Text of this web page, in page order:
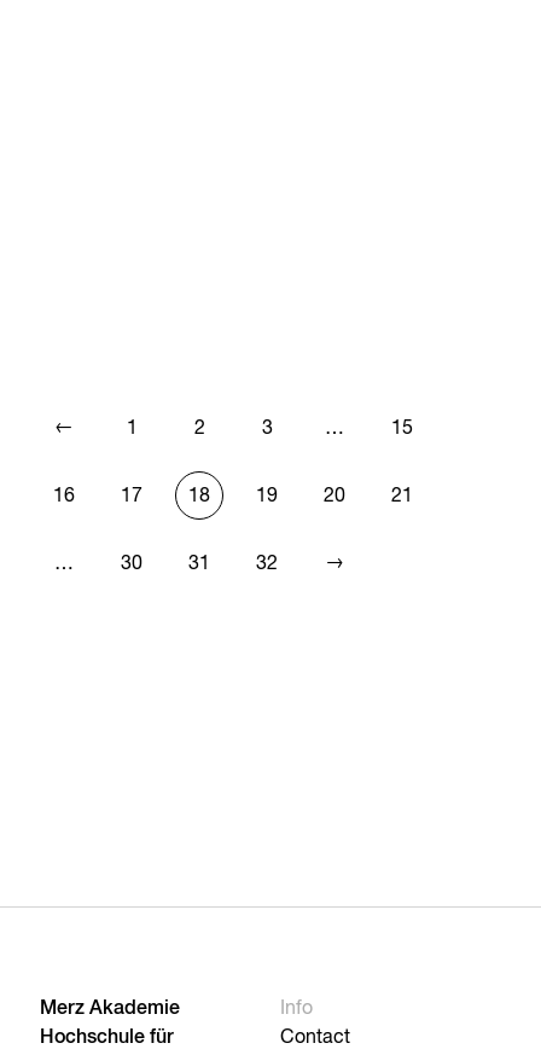
← 1 2 3 … 15
16 17 18 19 20 21
… 30 31 32 →
Merz Akademie
Hochschule für
Info
Contact